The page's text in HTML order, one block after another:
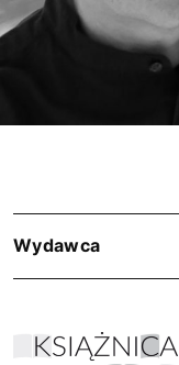
Wydawca